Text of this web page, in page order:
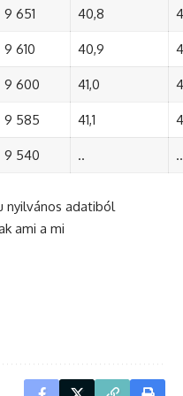
9 651 40,8
9 610 40,9
9 600 41,0
9 585 41,1
9 540 .. ..
nyilvános adatiból
ami a mi